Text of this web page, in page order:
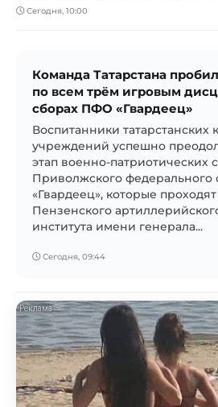
Сегодня, 10:00
Команда Татарстана
по всем трём игровым
сборах ПФО «Гвардеец»
Воспитанники татарстанских
учреждений успешно
этап военно-патриотических
Приволжского федерального
«Гвардеец», которые
Пензенского
института имени генерала...
Сегодня, 09:44